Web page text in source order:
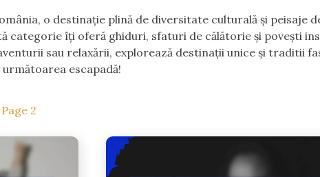
o destinație plină de diversitate culturală și peisaje
categorie îți oferă ghiduri, sfaturi de călătorie și povești
sau relaxării, explorează destinații unice și traditii
escapadă!
Page 2